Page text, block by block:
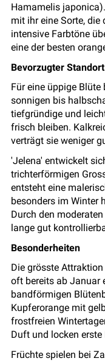
Hamamelis
mit ihr eine Sorte, die
intensive Farbtöne
eine der besten
Bevorzugter
Für eine üppige
sonnigen bis
tiefgründige und
frisch bleiben.
verträgt sie weniger
'Jelena' entwickelt
trichterförmigen
entsteht eine
besonders im Winter
Durch den
lange gut
Besonderheiten
Die grösste
oft bereits ab Januar
bandförmigen
Kupferorange mit
frostfreien
Duft und locken erste
Früchte spielen bei